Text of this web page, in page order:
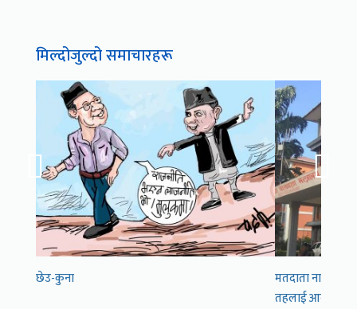
मिल्दोजुल्दो समाचारहरू
छेउ-कुना
मतदाता
तहलाई आग्रह